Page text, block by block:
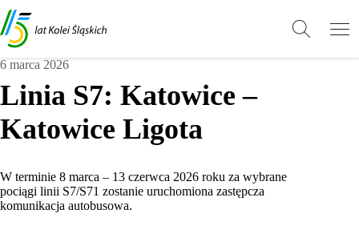
Przejdź
do
treści
Przejdź
do
stopki
6 marca 2026
Linia S7: Katowice –
Katowice Ligota
W terminie 8 marca – 13 czerwca 2026 roku za wybrane
pociągi linii S7/S71 zostanie uruchomiona zastępcza
komunikacja autobusowa.
Wróć
do
góry